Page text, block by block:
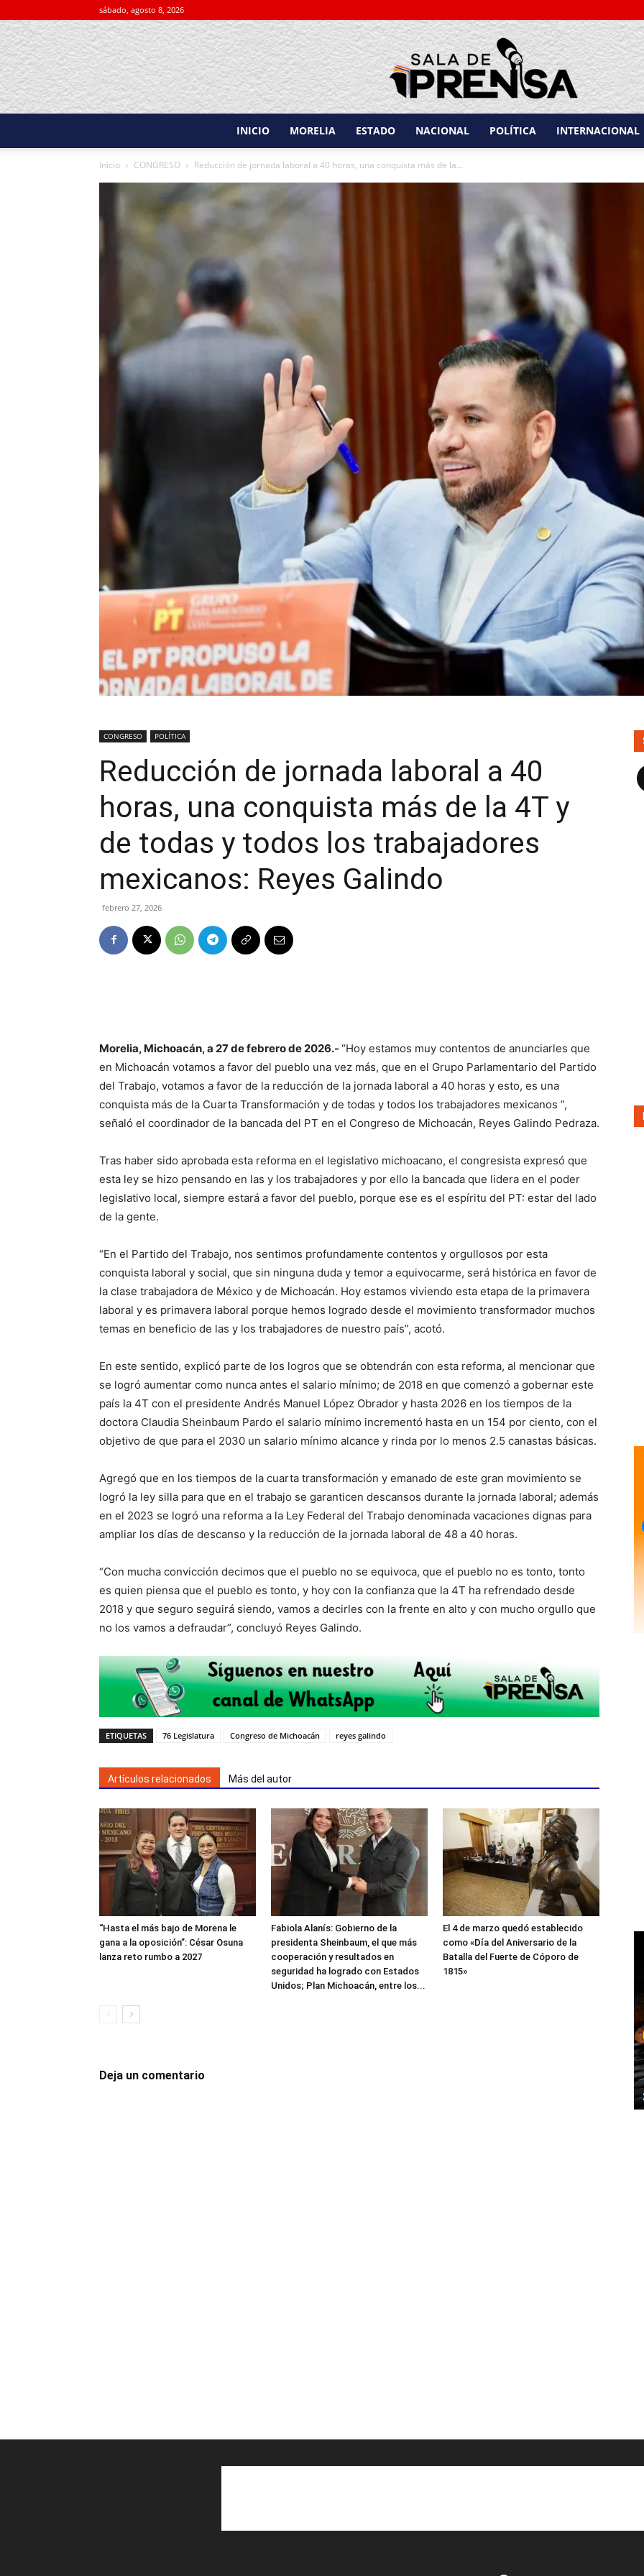
sábado, agosto 8, 2026
Prensa
Noticias
INICIO MORELIA ESTADO NACIONAL POLÍTICA INTERNACIONAL
Inicio CONGRESO Reducción de jornada laboral a 40 horas, una conquista más de la...
CONGRESO POLÍTICA
Reducción de jornada laboral a 40
horas, una conquista más de la 4T y
de todas y todos los trabajadores
mexicanos: Reyes Galindo
febrero 27, 2026
Morelia, Michoacán, a 27 de febrero de 2026.- “Hoy estamos muy contentos de anunciarles que
en Michoacán votamos a favor del pueblo una vez más, que en el Grupo Parlamentario del Partido
del Trabajo, votamos a favor de la reducción de la jornada laboral a 40 horas y esto, es una
conquista más de la Cuarta Transformación y de todas y todos los trabajadores mexicanos ”,
señaló el coordinador de la bancada del PT en el Congreso de Michoacán, Reyes Galindo Pedraza.
Tras haber sido aprobada esta reforma en el legislativo michoacano, el congresista expresó que
esta ley se hizo pensando en las y los trabajadores y por ello la bancada que lidera en el poder
legislativo local, siempre estará a favor del pueblo, porque ese es el espíritu del PT: estar del lado
de la gente.
“En el Partido del Trabajo, nos sentimos profundamente contentos y orgullosos por esta
conquista laboral y social, que sin ninguna duda y temor a equivocarme, será histórica en favor de
la clase trabajadora de México y de Michoacán. Hoy estamos viviendo esta etapa de la primavera
laboral y es primavera laboral porque hemos logrado desde el movimiento transformador muchos
temas en beneficio de las y los trabajadores de nuestro país”, acotó.
En este sentido, explicó parte de los logros que se obtendrán con esta reforma, al mencionar que
se logró aumentar como nunca antes el salario mínimo; de 2018 en que comenzó a gobernar este
país la 4T con el presidente Andrés Manuel López Obrador y hasta 2026 en los tiempos de la
doctora Claudia Sheinbaum Pardo el salario mínimo incrementó hasta en un 154 por ciento, con el
objetivo de que para el 2030 un salario mínimo alcance y rinda por lo menos 2.5 canastas básicas.
Agregó que en los tiempos de la cuarta transformación y emanado de este gran movimiento se
logró la ley silla para que en el trabajo se garanticen descansos durante la jornada laboral; además
en el 2023 se logró una reforma a la Ley Federal del Trabajo denominada vacaciones dignas para
ampliar los días de descanso y la reducción de la jornada laboral de 48 a 40 horas.
“Con mucha convicción decimos que el pueblo no se equivoca, que el pueblo no es tonto, tonto
es quien piensa que el pueblo es tonto, y hoy con la confianza que la 4T ha refrendado desde
2018 y que seguro seguirá siendo, vamos a decirles con la frente en alto y con mucho orgullo que
no los vamos a defraudar”, concluyó Reyes Galindo.
ETIQUETAS 76 Legislatura Congreso de Michoacán reyes galindo
Artículos relacionados Más del autor
“Hasta el más bajo de Morena le
gana a la oposición”: César Osuna
lanza reto rumbo a 2027
Fabiola Alanís: Gobierno de la
presidenta Sheinbaum, el que más
cooperación y resultados en
seguridad ha logrado con Estados
Unidos; Plan Michoacán, entre los...
El 4 de marzo quedó establecido
como «Día del Aniversario de la
Batalla del Fuerte de Cóporo de
1815»
Deja un comentario